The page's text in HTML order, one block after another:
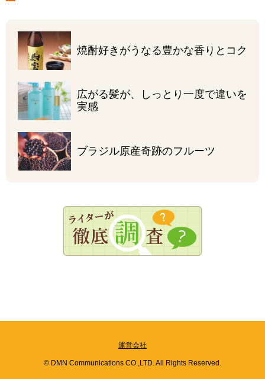
焼酎好きがうなる豊かな香りとコク
広がる髪が、しっとり 一度で違いを
実感
ブラジル原産奇跡のフルーツ
運営会社
© DMN Communications CO.,LTD. All Rights Reserved.